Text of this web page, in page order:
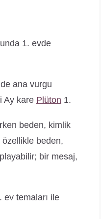
1. evde
ana vurgu
Ay kare Plüton 1.
beden, kimlik
özellikle beden,
bir mesaj,
temaları ile